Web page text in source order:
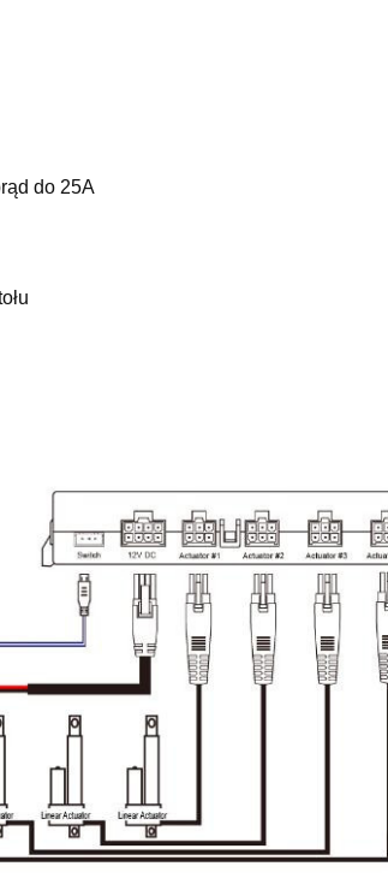
do 25A